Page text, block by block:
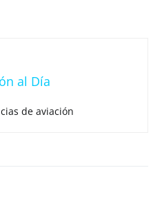
al Día
de aviación